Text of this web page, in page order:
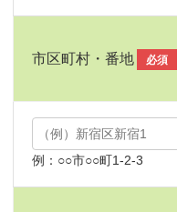
市区町村・番地 必須
例：○○市○○町1-2-3